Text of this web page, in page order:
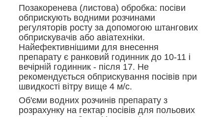
Позакоренева (листова) обробка: посіви
обприскують водними розчинами
регуляторів росту за допомогою штангових
обприскувачів або авіатехніки.
Найефективнішими для внесення
препарату є ранковий годинник до 10-11 і
вечірній годинник - після 17. Не
рекомендується обприскування посівів при
швидкості вітру вище 4 м/с.
Об'єми водних розчинів препарату з
розрахунку на гектар посівів для польових